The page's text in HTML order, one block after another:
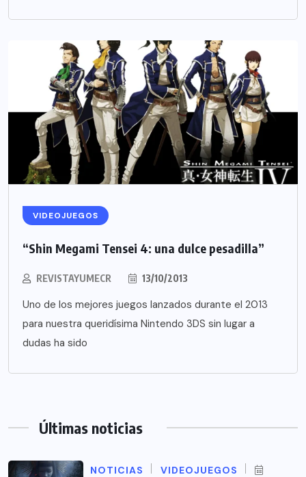
VIDEOJUEGOS
“Shin Megami Tensei 4: una dulce pesadilla”
REVISTAYUMECR 13/10/2013
Uno de los mejores juegos lanzados durante el 2013
para nuestra queridísima Nintendo 3DS sin lugar a
dudas ha sido
Últimas noticias
NOTICIAS VIDEOJUEGOS